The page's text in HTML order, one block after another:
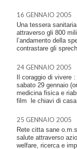
16 GENNAIO 2005
Una tessera
attraverso gli 800
l’andamento della
contrastare gli
24 GENNAIO 2005
Il coraggio di vivere :
sabato 29 gennaio
medicina fisica e
film  le chiavi di
25 GENNAIO 2005
Rete citta sane
salute attraverso
welfare, ricerca e